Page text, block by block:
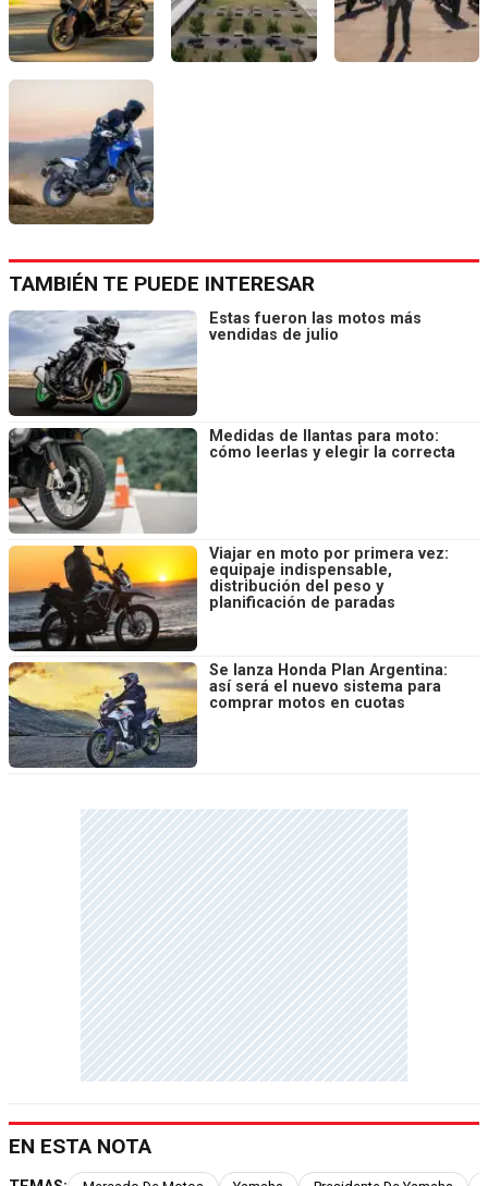
TAMBIÉN TE PUEDE INTERESAR
Estas fueron las motos más
vendidas de julio
Medidas de llantas para moto:
cómo leerlas y elegir la correcta
Viajar en moto por primera vez:
equipaje indispensable,
distribución del peso y
planificación de paradas
Se lanza Honda Plan Argentina:
así será el nuevo sistema para
comprar motos en cuotas
EN ESTA NOTA